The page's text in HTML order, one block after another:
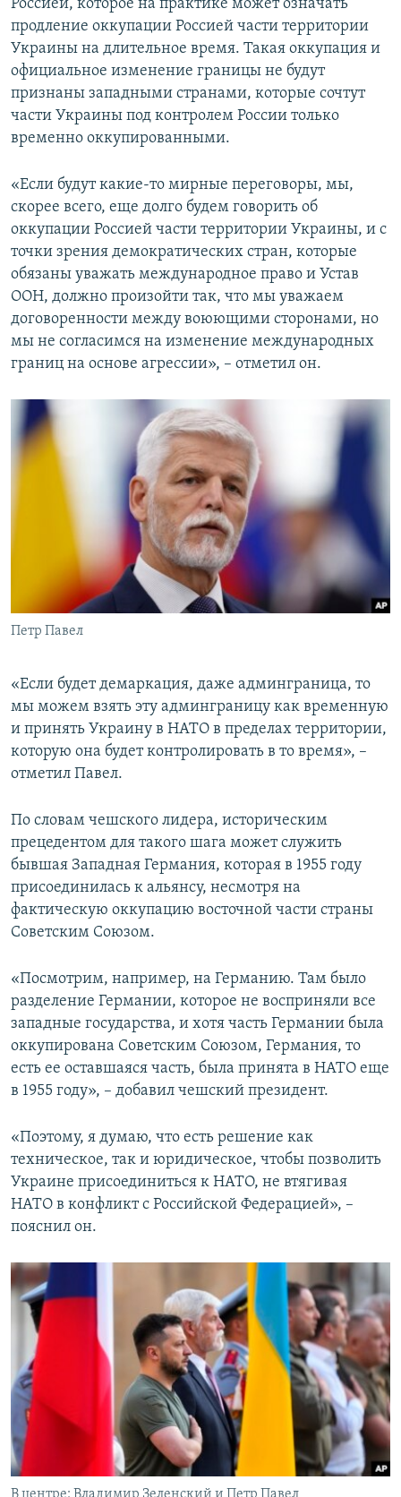
Россией, которое на практике может означать
продление оккупации Россией части территории
Украины на длительное время. Такая оккупация и
официальное изменение границы не будут
признаны западными странами, которые сочтут
части Украины под контролем России только
временно оккупированными.
«Если будут какие-то мирные переговоры, мы,
скорее всего, еще долго будем говорить об
оккупации Россией части территории Украины, и с
точки зрения демократических стран, которые
обязаны уважать международное право и Устав
ООН, должно произойти так, что мы уважаем
договоренности между воюющими сторонами, но
мы не согласимся на изменение международных
границ на основе агрессии», – отметил он.
Петр Павел
«Если будет демаркация, даже админграница, то
мы можем взять эту админграницу как временную
и принять Украину в НАТО в пределах территории,
которую она будет контролировать в то время», –
отметил Павел.
По словам чешского лидера, историческим
прецедентом для такого шага может служить
бывшая Западная Германия, которая в 1955 году
присоединилась к альянсу, несмотря на
фактическую оккупацию восточной части страны
Советским Союзом.
«Посмотрим, например, на Германию. Там было
разделение Германии, которое не восприняли все
западные государства, и хотя часть Германии была
оккупирована Советским Союзом, Германия, то
есть ее оставшаяся часть, была принята в НАТО еще
в 1955 году», – добавил чешский президент.
«Поэтому, я думаю, что есть решение как
техническое, так и юридическое, чтобы позволить
Украине присоединиться к НАТО, не втягивая
НАТО в конфликт с Российской Федерацией», –
пояснил он.